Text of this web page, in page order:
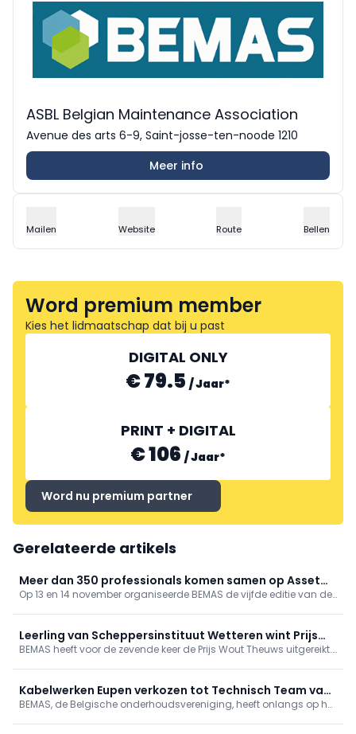
ASBL Belgian Maintenance Association
Avenue des arts 6-9, Saint-josse-ten-noode 1210
Meer info
Mailen Website Route Bellen
Word premium member
Kies het lidmaatschap dat bij u past
DIGITAL ONLY
€ 79.5 /Jaar*
PRINT + DIGITAL
€ 106 /Jaar*
Word nu premium partner
Gerelateerde artikels
Meer dan 350 professionals komen samen op Asset
Performance
Op 13 en 14 november organiseerde BEMAS de vijfde editie van de
dan 350 professionals uit meer dan 25 landen.
Leerling van Scheppersinstituut Wetteren wint Prijs
Wout Theuws
BEMAS heeft voor de zevende keer de Prijs Wout Theuws uitgereikt.
realiseerde een didactische stuurkast voor storingzoeken.
Kabelwerken Eupen verkozen tot Technisch Team van
het Jaar 2024
BEMAS, de Belgische onderhoudsvereniging, heeft onlangs op het